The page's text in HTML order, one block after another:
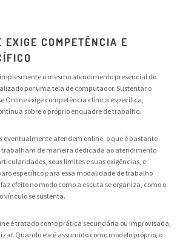
EXIGE COMPETÊNCIA E
o mesmo atendimento presencial do
por uma tela de computador. Sustentar o
Online exige competência clínica específica,
sobre o próprio enquadre de trabalho.
eventualmente atendem online, o que é bastante
trabalham de maneira dedicada ao atendimento
seus limites e suas exigências, e
específico para essa modalidade de trabalho
efeito no modo como a escuta se organiza, como o
vínculo se sustenta.
é tratado como prática secundária ou improvisada,
Quando ele é assumido como modelo próprio, o